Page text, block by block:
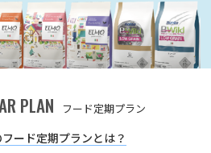
PLAN フード定期プラン
ード定期プランとは？